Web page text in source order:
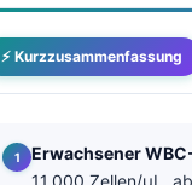
⚡ Kurzzusammenfassung
Erwachsener
11.000 Zellen/µL,